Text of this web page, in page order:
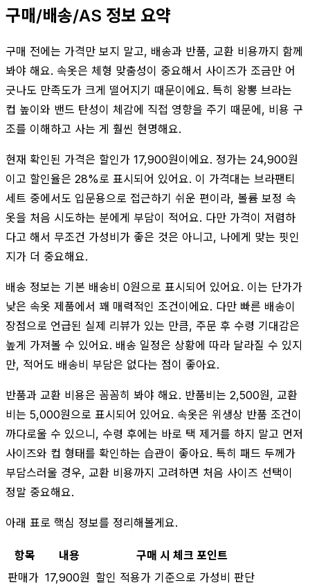
구매/배송/AS 정보 요약
구매 전에는 가격만 보지 말고, 배송과 반품, 교환 비용까지 함께
봐야 해요. 속옷은 체형 맞춤성이 중요해서 사이즈가 조금만 어
긋나도 만족도가 크게 떨어지기 때문이에요. 특히 왕뽕 브라는
컵 높이와 밴드 탄성이 체감에 직접 영향을 주기 때문에, 비용 구
조를 이해하고 사는 게 훨씬 현명해요.
현재 확인된 가격은 할인가 17,900원이에요. 정가는 24,900원
이고 할인율은 28%로 표시되어 있어요. 이 가격대는 브라팬티
세트 중에서도 입문용으로 접근하기 쉬운 편이라, 볼륨 보정 속
옷을 처음 시도하는 분에게 부담이 적어요. 다만 가격이 저렴하
다고 해서 무조건 가성비가 좋은 것은 아니고, 나에게 맞는 핏인
지가 더 중요해요.
배송 정보는 기본 배송비 0원으로 표시되어 있어요. 이는 단가가
낮은 속옷 제품에서 꽤 매력적인 조건이에요. 다만 빠른 배송이
장점으로 언급된 실제 리뷰가 있는 만큼, 주문 후 수령 기대감은
높게 가져볼 수 있어요. 배송 일정은 상황에 따라 달라질 수 있지
만, 적어도 배송비 부담은 없다는 점이 좋아요.
반품과 교환 비용은 꼼꼼히 봐야 해요. 반품비는 2,500원, 교환
비는 5,000원으로 표시되어 있어요. 속옷은 위생상 반품 조건이
까다로울 수 있으니, 수령 후에는 바로 택 제거를 하지 말고 먼저
사이즈와 컵 형태를 확인하는 습관이 좋아요. 특히 패드 두께가
부담스러울 경우, 교환 비용까지 고려하면 처음 사이즈 선택이
정말 중요해요.
아래 표로 핵심 정보를 정리해볼게요.
항목 내용
구매 시 체크 포인트
판매가 17,900원 할인 적용가 기준으로 가성비 판단